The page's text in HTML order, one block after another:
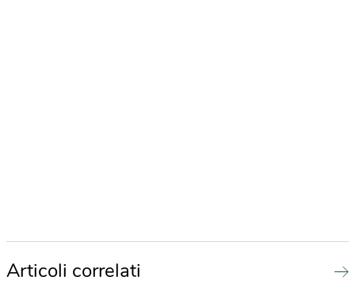
Articoli correlati